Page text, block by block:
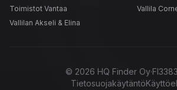
Toimistot Vantaa
Vallila
Vallilan Akseli & Elina
© 2026 HQ Finder Oy·
Tietosuojakäytäntö